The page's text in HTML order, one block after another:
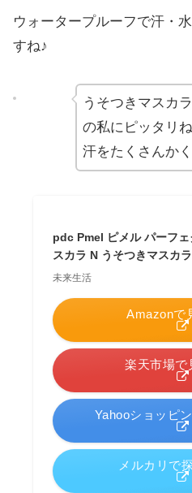
ウォータープルーフで汗・
すね♪
うそつきマスカ
の私にピッタリ
汗をたくさんか
pdc Pmel ピメル パーフ
スカラ N うそつきマスカ
未来生活
Amazonで
楽天市場で
Yahooショッピ
メルカリで